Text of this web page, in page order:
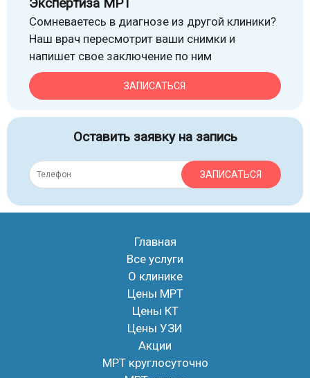
Сомневаетесь в диагнозе из другой клиники?
Наш врач пересмотрит ваши снимки и
напишет свое заключение по ним
ЗАПИСАТЬСЯ
Оставить заявку на запись
ЗАПИСАТЬСЯ
Главная
Все услуги
О клинике
Цены МРТ
Цены КТ
Цены УЗИ
Акции
МРТ круглосуточно